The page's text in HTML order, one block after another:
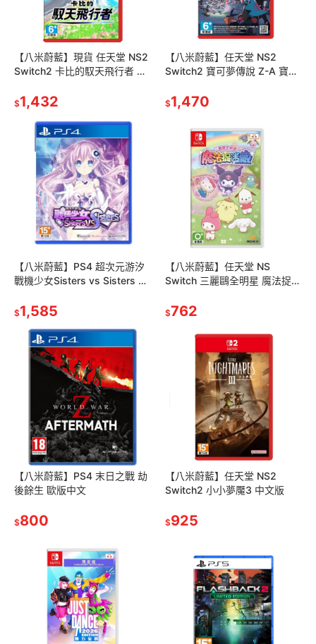
【八米蔚藍】現貨 任天堂 NS2
Switch2 卡比的馭天飛行者 卡
比之星 中文版
$1,432
【八米蔚藍】任天堂 NS2
Switch2 寶可夢傳說 Z-A 寶可
中文版
$1,470
【八米蔚藍】PS4 超次元游汐
戰機少女Sisters vs Sisters 中
$1,585
【八米蔚藍】任天堂 NS
Switch 三麗鷗全明星 魔法捉迷
$762
【八米蔚藍】PS4 末日之戰 劫
後餘生 歐版中文
$800
【八米蔚藍】任天堂 NS2
Switch2 小小夢魘3 中文版
$925